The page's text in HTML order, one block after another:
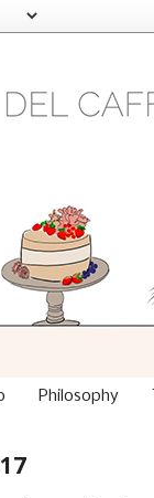
Philosophy